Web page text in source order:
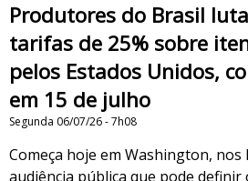
Produtores do Brasil
tarifas de 25% sobre
pelos Estados Unidos,
em 15 de julho
Segunda 06/07/26 - 7h08
Começa hoje em Washington, nos
audiência pública que pode